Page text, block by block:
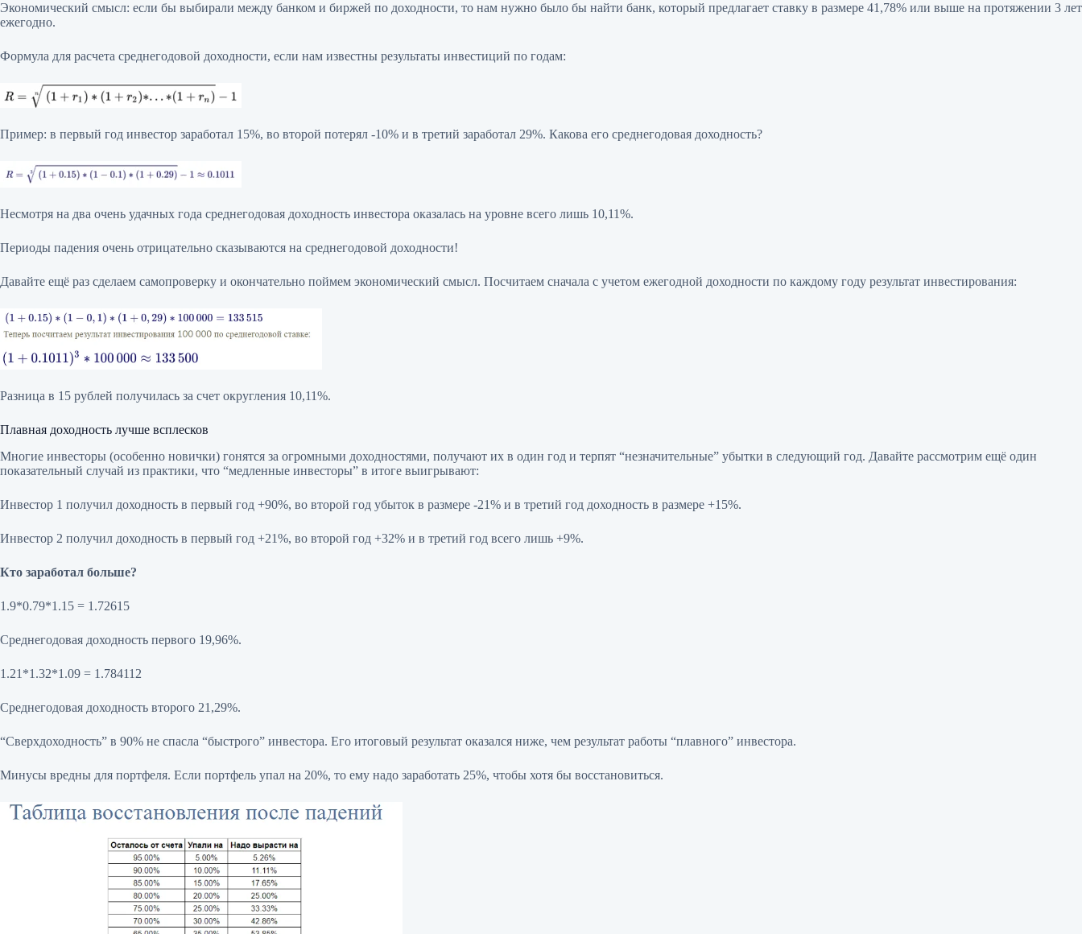
Экономический смысл: если бы выбирали между банком и биржей по доходности, то нам нужно было бы найти банк, который предлагает ставку в размере 41,78% или выше на протяжении 3 лет
ежегодно.
Формула для расчета среднегодовой доходности, если нам известны результаты инвестиций по годам:
Пример: в первый год инвестор заработал 15%, во второй потерял -10% и в третий заработал 29%. Какова его среднегодовая доходность?
Несмотря на два очень удачных года среднегодовая доходность инвестора оказалась на уровне всего лишь 10,11%.
Периоды падения очень отрицательно сказываются на среднегодовой доходности!
Давайте ещё раз сделаем самопроверку и окончательно поймем экономический смысл. Посчитаем сначала с учетом ежегодной доходности по каждому году результат инвестирования:
Разница в 15 рублей получилась за счет округления 10,11%.
Плавная доходность лучше всплесков
Многие инвесторы (особенно новички) гонятся за огромными доходностями, получают их в один год и терпят “незначительные” убытки в следующий год. Давайте рассмотрим ещё один
показательный случай из практики, что “медленные инвесторы” в итоге выигрывают:
Инвестор 1 получил доходность в первый год +90%, во второй год убыток в размере -21% и в третий год доходность в размере +15%.
Инвестор 2 получил доходность в первый год +21%, во второй год +32% и в третий год всего лишь +9%.
Кто заработал больше?
1.9*0.79*1.15 = 1.72615
Среднегодовая доходность первого 19,96%.
1.21*1.32*1.09 = 1.784112
Среднегодовая доходность второго 21,29%.
“Сверхдоходность” в 90% не спасла “быстрого” инвестора. Его итоговый результат оказался ниже, чем результат работы “плавного” инвестора.
Минусы вредны для портфеля. Если портфель упал на 20%, то ему надо заработать 25%, чтобы хотя бы восстановиться.